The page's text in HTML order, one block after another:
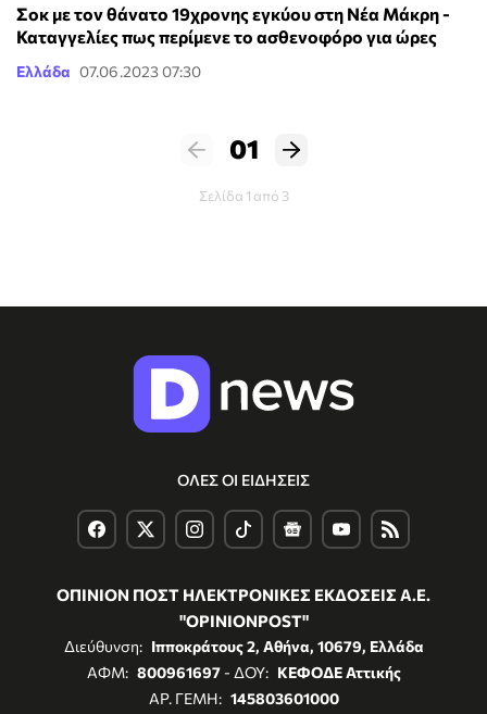
Σοκ με τον θάνατο 19χρονης εγκύου στη Νέα Μάκρη -
Καταγγελίες πως περίμενε το ασθενοφόρο για ώρες
Ελλάδα 07.06.2023 07:30
01
Σελίδα 1 από 3
ΟΛΕΣ ΟΙ ΕΙΔΗΣΕΙΣ
ΟΠΙΝΙΟΝ ΠΟΣΤ ΗΛΕΚΤΡΟΝΙΚΕΣ ΕΚΔΟΣΕΙΣ Α.Ε.
"OPINIONPOST"
Διεύθυνση: Ιπποκράτους 2, Αθήνα, 10679, Ελλάδα
ΑΦΜ: 800961697- ΔΟΥ: ΚΕΦΟΔΕ Αττικής
ΑΡ. ΓΕΜΗ: 145803601000